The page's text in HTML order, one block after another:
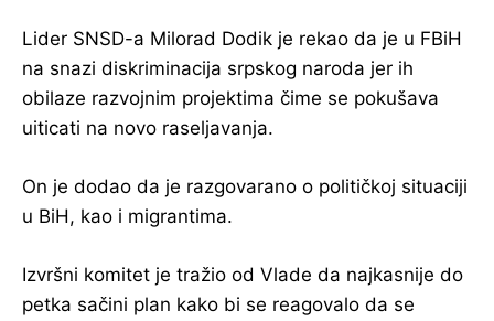
Lider SNSD-a Milorad Dodik je rekao da je u FBiH
na snazi diskriminacija srpskog naroda jer ih
obilaze razvojnim projektima čime se pokušava
uiticati na novo raseljavanja.
On je dodao da je razgovarano o političkoj situaciji
u BiH, kao i migrantima.
Izvršni komitet je tražio od Vlade da najkasnije do
petka sačini plan kako bi se reagovalo da se